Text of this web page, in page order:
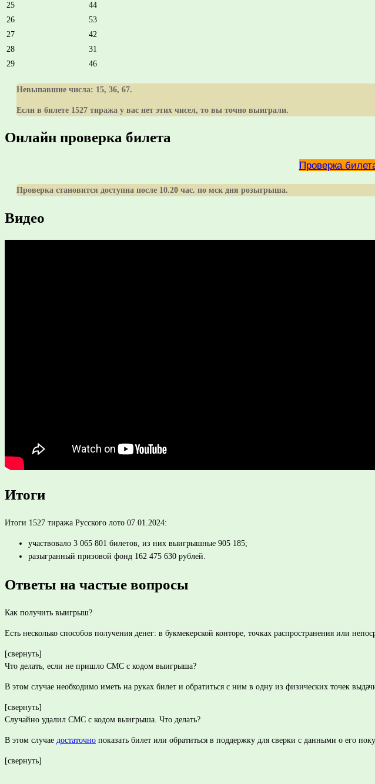
25
44
26
53
27
42
28
31
29
46
Невыпавшие числа: 15, 36, 67.
Если в билете 1527 тиража у вас нет этих чисел, то вы точно выиграли.
Онлайн проверка билета
Проверка
Проверка становится доступна после 10.20 час. по мск дня розыгрыша.
Видео
Итоги
Итоги 1527 тиража Русского лото 07.01.2024:
участвовало 3 065 801 билетов, из них выигрышные 905 185;
разыгранный призовой фонд 162 475 630 рублей.
Ответы на частые вопросы
Как получить выигрыш?
Есть несколько способов получения денег: в букмекерской конторе, точках распространения или
[свернуть]
Что делать, если не пришло СМС с кодом выигрыша?
В этом случае необходимо иметь на руках билет и обратиться с ним в одну из физических точек
[свернуть]
Случайно удалил СМС с кодом выигрыша. Что делать?
В этом случае достаточно показать билет или обратиться в поддержку для сверки с данными о его
[свернуть]